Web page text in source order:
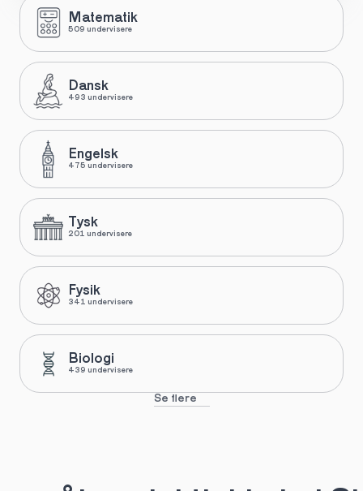
Matematik
509 undervisere
Dansk
493 undervisere
Engelsk
475 undervisere
Tysk
201 undervisere
Fysik
341 undervisere
Biologi
439 undervisere
Se flere